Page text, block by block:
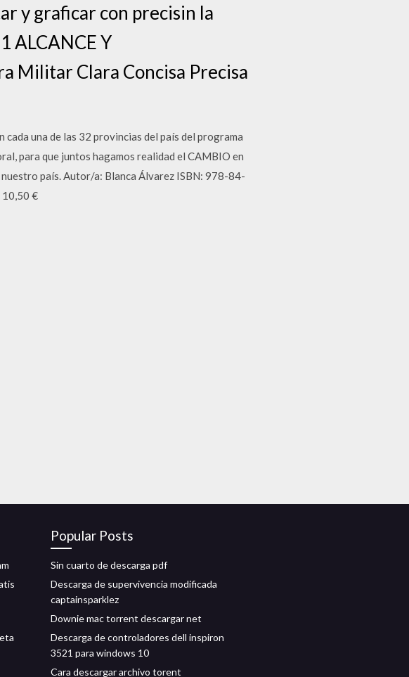
y graficar con precisin la
ALCANCE Y
Militar Clara Concisa Precisa
una de las 32 provincias del país del programa
para que juntos hagamos realidad el CAMBIO en
país. Autor/a: Blanca Álvarez ISBN: 978-84-
10,50 €
Popular Posts
Sin cuarto de descarga pdf
Descarga de supervivencia modificada
captainsparklez
Downie mac torrent descargar net
Descarga de controladores dell inspiron
3521 para windows 10
Cara descargar archivo torent